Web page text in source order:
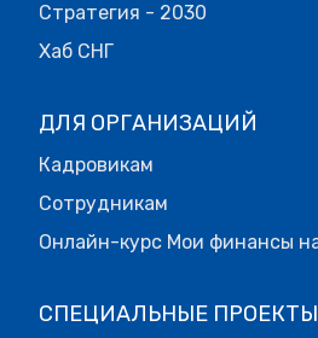
Стратегия - 2030
Хаб СНГ
ДЛЯ ОРГАНИЗАЦИЙ
Кадровикам
Сотрудникам
Онлайн-курс Мои финансы
СПЕЦИАЛЬНЫЕ ПРОЕКТЫ